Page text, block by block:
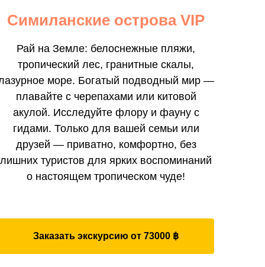
Симиланские острова VIP
Рай на Земле: белоснежные пляжи,
тропический лес, гранитные скалы,
море. Богатый подводный мир —
плавайте с черепахами или китовой
акулой. Исследуйте флору и фауну с
гидами. Только для вашей семьи или
друзей — приватно, комфортно, без
лишних туристов для ярких воспоминаний
о настоящем тропическом чуде!
Заказать экскурсию от 73000 ฿